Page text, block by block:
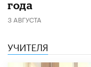
года
3 АВГУСТА
УЧИТЕЛЯ